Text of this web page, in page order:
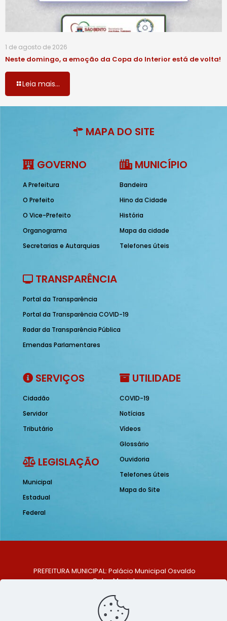
1 de agosto de 2026
Neste domingo, a emoção da Copa do Interior está de volta!
Leia mais...
MAPA DO SITE
GOVERNO
A Prefeitura
O Prefeito
O Vice-Prefeito
Organograma
Secretarias e Autarquias
MUNICÍPIO
Bandeira
Hino da Cidade
História
Mapa da cidade
Telefones úteis
TRANSPARÊNCIA
Portal da Transparência
Portal da Transparência COVID-19
Radar da Transparência Pública
Emendas Parlamentares
SERVIÇOS
Cidadão
Servidor
Tributário
LEGISLAÇÃO
Municipal
Estadual
Federal
UTILIDADE
COVID-19
Notícias
Vídeos
Glossário
Ouvidoria
Telefones úteis
Mapa do Site
PREFEITURA MUNICIPAL: Palácio Municipal Osvaldo
Celso Maciel
Centro, São Bento do Una - PE. CEP: 553370-128
TELEFONE: (81) 99548-1569